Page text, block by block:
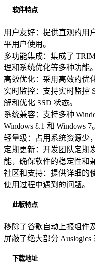
软件特点
用户友好：提供直观的用
平用户使用。
多功能集成：集成了
理和系统优化等多种功能。
高效优化：采用高效的优
实时监控：支持实时监控
解和优化 SSD 状态。
系统兼容：支持多种
Windows 8.1 和 Windows 7。
轻量级：占用系统资源少
定期更新：开发团队定期
能，确保软件的稳定性和
社区和支持：提供详细的
使用过程中遇到的问题。
此版特点
移除了谷歌自动上报组件
屏蔽了绝大部分
下载地址